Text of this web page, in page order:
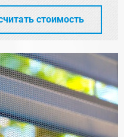
стоимость